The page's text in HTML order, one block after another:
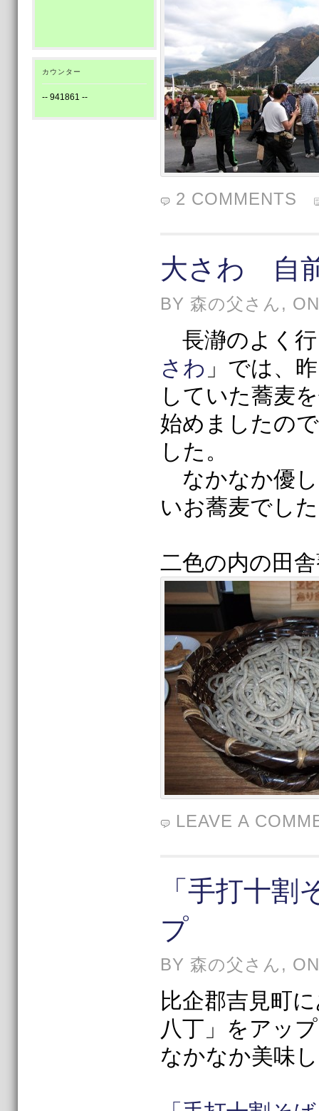
カウンター
-- 941861 --
2 COMMENTS
大さわ 自
BY 森の父さん,
長瀞のよく行
さわ 」では、
していた蕎麦
始めましたの
した。
なかなか優
いお蕎麦でし
二色の内の田
LEAVE A
「手打十割
プ
BY 森の父さん,
比企郡吉見町
八丁」をアッ
なかなか美味